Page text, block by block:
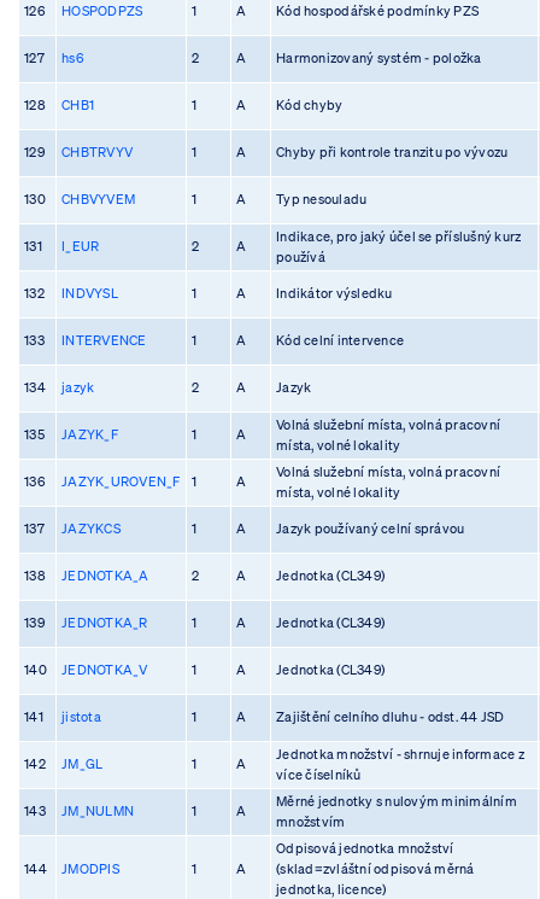
126 HOSPODPZS 1 A Kód hospodářské podmínky PZS
127 hs6 2 A Harmonizovaný systém - položka
128 CHB1 1 A Kód chyby
129 CHBTRVYV 1 A Chyby při kontrole tranzitu po vývozu
130 CHBVYVEM 1 A Typ nesouladu
131 I_EUR 2 A
Indikace, pro jaký účel se příslušný kurz
používá
132 INDVYSL 1 A Indikátor výsledku
133 INTERVENCE 1 A Kód celní intervence
134 jazyk 2 A Jazyk
135 JAZYK_F 1 A
Volná služební místa, volná pracovní
místa, volné lokality
136 JAZYK_UROVEN_F 1 A
Volná služební místa, volná pracovní
místa, volné lokality
137 JAZYKCS 1 A Jazyk používaný celní správou
138 JEDNOTKA_A 2 A Jednotka (CL349)
139 JEDNOTKA_R 1 A Jednotka (CL349)
140 JEDNOTKA_V 1 A Jednotka (CL349)
141 jistota 1 A Zajištění celního dluhu - odst. 44 JSD
142 JM_GL 1 A
Jednotka množství - shrnuje informace z
více číselníků
143 JM_NULMN 1 A
Měrné jednotky s nulovým minimálním
množstvím
144 JMODPIS 1 A
Odpisová jednotka množství
(sklad=zvláštní odpisová měrná
jednotka, licence)